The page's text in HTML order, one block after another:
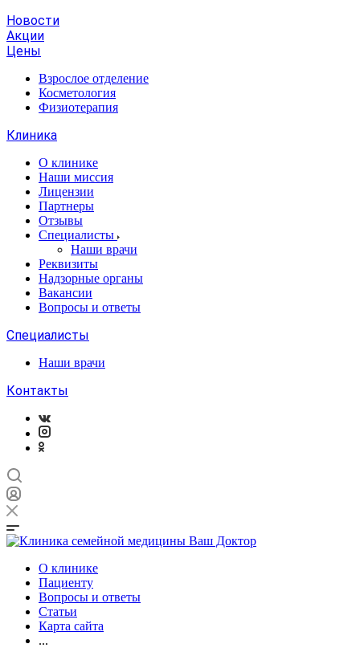
Новости
Акции
Цены
Взрослое отделение
Косметология
Физиотерапия
Клиника
О клинике
Наши миссия
Лицензии
Партнеры
Отзывы
Специалисты
Наши врачи
Реквизиты
Надзорные органы
Вакансии
Вопросы и ответы
Специалисты
Наши врачи
Контакты
О клинике
Пациенту
Вопросы и ответы
Статьи
Карта сайта
...